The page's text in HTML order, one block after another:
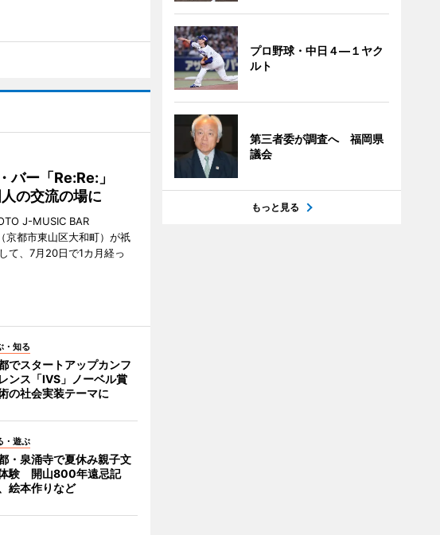
バー「Re:Re:」
の交流の場に
J-MUSIC BAR
京都市東山区大和町）が祇
て、7月20日で1カ月経っ
・知る
でスタートアップカンフ
ンス「IVS」ノーベル賞
の社会実装テーマに
・遊ぶ
・泉涌寺で夏休み親子文
験 開山800年遠忌記
絵本作りなど
プロ野球・中日４―１ヤク
ルト
第三者委が調査へ 福岡県
議会
もっと見る